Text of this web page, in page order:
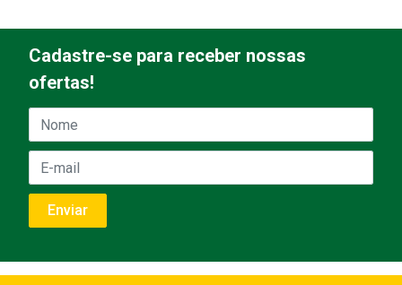
Cadastre-se para receber nossas
ofertas!